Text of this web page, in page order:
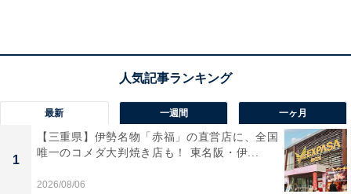
に認知されています」（50代女性／千葉県）
「歌舞伎界の重鎮である父・松本白鸚が伝統芸能の
第一線で活躍し続ける一方、松たか子は映画・ドラ
最新 一週間 一ヶ月
1
【三重県】伊勢名物「赤福」の直営店に、全国
唯一のコメダ大判焼き店も！ 東名阪・伊...
2026/08/06